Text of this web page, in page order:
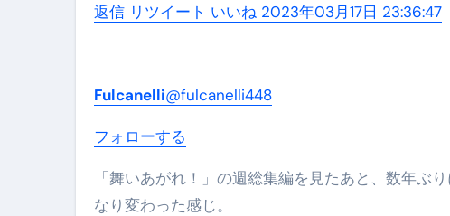
返信 リツイート いいね 2023年03月17日 23:36:47
Fulcanelli@fulcanelli448
フォローする
「舞いあがれ！」の週総集編を見たあと、数年ぶりに日テレのウェークアップを見ているのだが、顔触れがか
なり変わった感じ。